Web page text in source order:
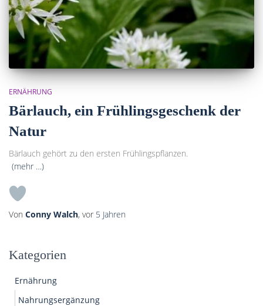
ERNÄHRUNG
Bärlauch, ein Frühlingsgeschenk der
Natur
Bärlauch gehört zu den ersten Frühlingspflanzen.
(mehr …)
Von Conny Walch, vor 5 Jahren
Kategorien
Ernährung
Nahrungsergänzung